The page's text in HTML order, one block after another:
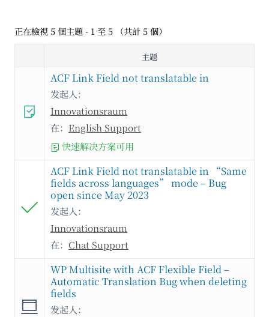
正在檢視 5 個主題 - 1 至 5 （共計 5 個）
主题
ACF Link Field not translatable in
发起人：
Innovationsraum
在： English Support
快速解决方案可用
ACF Link Field not translatable in “Same
fields across languages” mode – Bug
open since May 2023
发起人：
Innovationsraum
在： Chat Support
WP Multisite with ACF Flexible Field –
Automatic Translation Bug when deleting
fields
发起人：